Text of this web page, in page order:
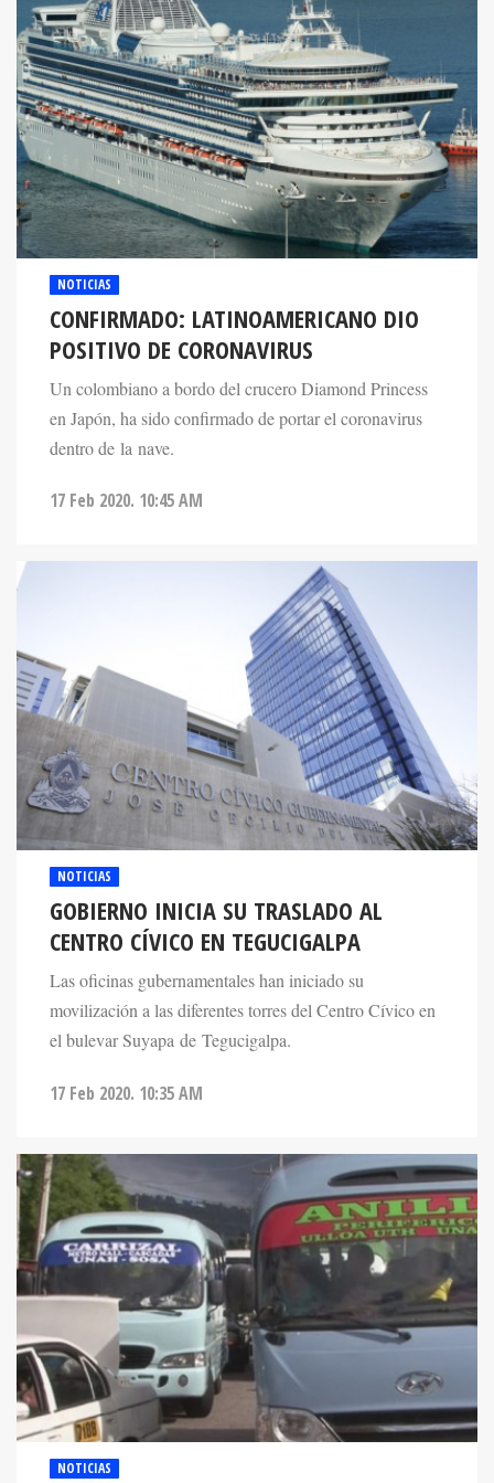
NOTICIAS
CONFIRMADO: LATINOAMERICANO DIO
POSITIVO DE CORONAVIRUS
Un colombiano a bordo del crucero Diamond Princess
en Japón, ha sido confirmado de portar el coronavirus
dentro de la nave.
17 Feb 2020. 10:45 AM
NOTICIAS
GOBIERNO INICIA SU TRASLADO AL
CENTRO CÍVICO EN TEGUCIGALPA
Las oficinas gubernamentales han iniciado su
movilización a las diferentes torres del Centro Cívico en
el bulevar Suyapa de Tegucigalpa.
17 Feb 2020. 10:35 AM
NOTICIAS